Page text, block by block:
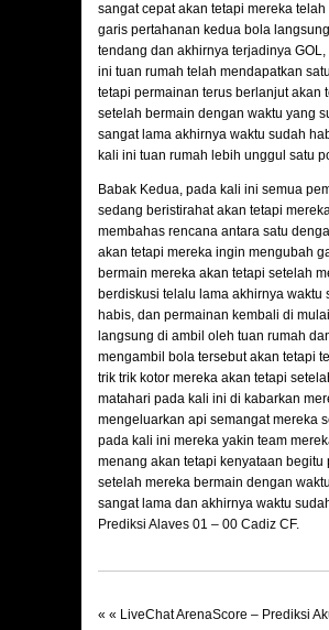
sangat cepat akan tetapi mereka telah
garis pertahanan kedua bola
tendang dan akhirnya terjadinya GOL,
ini tuan rumah telah mendapatkan
tetapi permainan terus berlanjut akan
setelah bermain dengan waktu yang
sangat lama akhirnya waktu sudah
kali ini tuan rumah lebih unggul satu
Babak Kedua, pada kali ini semua
sedang beristirahat akan tetapi
membahas rencana antara satu
akan tetapi mereka ingin mengubah
bermain mereka akan tetapi setelah
berdiskusi telalu lama akhirnya waktu
habis, dan permainan kembali di
langsung di ambil oleh tuan rumah
mengambil bola tersebut akan tetapi
trik trik kotor mereka akan tetapi
matahari pada kali ini di kabarkan
mengeluarkan api semangat mereka
pada kali ini mereka yakin team
menang akan tetapi kenyataan begitu
setelah mereka bermain dengan
sangat lama dan akhirnya waktu
Prediksi Alaves 01 – 00 Cadiz CF.
« « LiveChat ArenaScore – Prediksi